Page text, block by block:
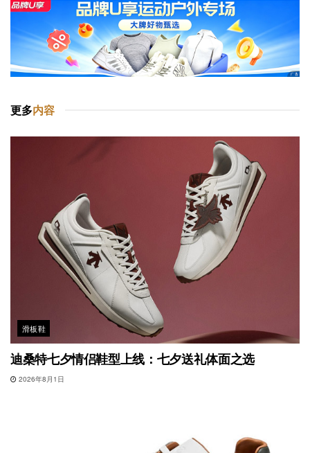
更多内容
滑板鞋
迪桑特七夕情侣鞋型上线：七夕送礼体面之选
2026年8月1日